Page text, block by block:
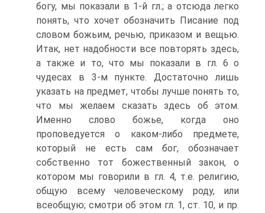
богу, мы показали в 1-й гл.; а отсюда легко
понять, что хочет обозначить Писание под
словом божьим, речью, приказом и вещью.
Итак, нет надобности все повторять здесь,
а также и то, что мы показали в гл. 6 о
чудесах в 3-м пункте. Достаточно лишь
указать на предмет, чтобы лучше понять то,
что мы желаем сказать здесь об этом.
Именно слово божье, когда оно
проповедуется о каком-либо предмете,
который не есть сам бог, обозначает
собственно тот божественный закон, о
котором мы говорили в гл. 4, т.е. религию,
общую всему человеческому роду, или
всеобщую; смотри об этом гл. 1, ст. 10, и пр.